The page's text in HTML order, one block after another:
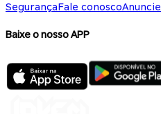
SegurançaFale conoscoAnuncie
Baixe o nosso APP